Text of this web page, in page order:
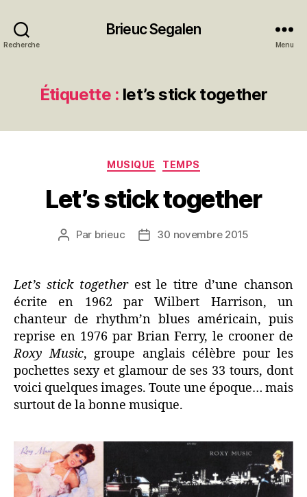
Recherche
Brieuc Segalen
Menu
Étiquette : let’s stick together
Catégories
MUSIQUE TEMPS
Let’s stick together
Auteur
Par brieuc
Date30 novembre 2015
Let’s stick togetherest le titre d’une chanson
écrite en 1962 par Wilbert Harrison, un
chanteur de rhythm’n blues américain, puis
reprise en 1976 par Brian Ferry, le crooner de
Roxy Music, groupe anglais célèbre pour les
pochettes sexy et glamour de ses 33 tours, dont
voici quelques images. Toute une époque… mais
surtout de la bonne musique.